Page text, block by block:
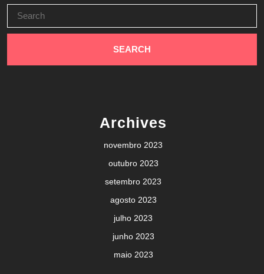
for:
Archives
novembro 2023
outubro 2023
setembro 2023
agosto 2023
julho 2023
junho 2023
maio 2023